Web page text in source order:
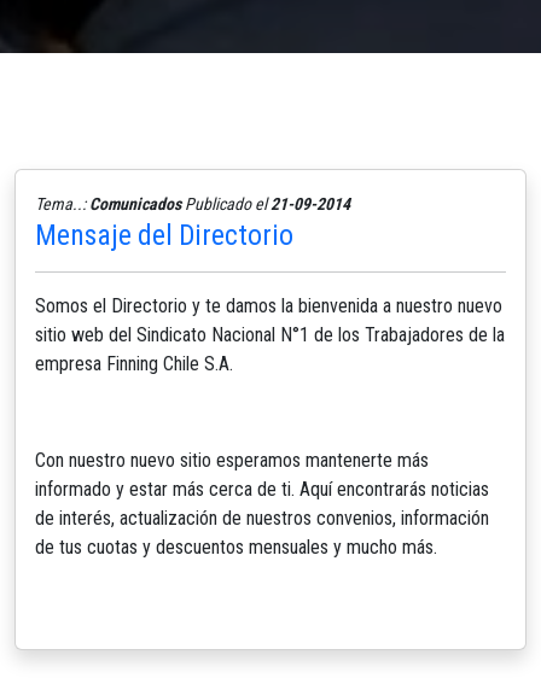
Tema..:ComunicadosPublicado el21-09-2014
Mensaje del Directorio
Somos el Directorio y te damos la bienvenida a nuestro nuevo
sitio web del Sindicato Nacional N°1 de los Trabajadores de la
empresa Finning Chile S.A.
Con nuestro nuevo sitio esperamos mantenerte más
informado y estar más cerca de ti. Aquí encontrarás noticias
de interés, actualización de nuestros convenios, información
de tus cuotas y descuentos mensuales y mucho más.